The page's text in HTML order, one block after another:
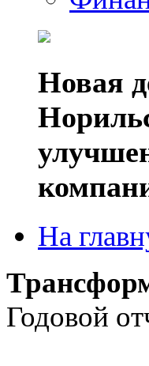
Новая
На
Годовой